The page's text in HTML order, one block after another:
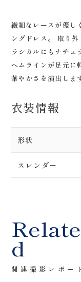
繊細なレースが優し
ングドレス。 取り
ラシカルにもナチュ
ヘムラインが足元に
華やかさを演出しま
衣装情報
形状
スレンダー
Relate
d
関連撮影レポート